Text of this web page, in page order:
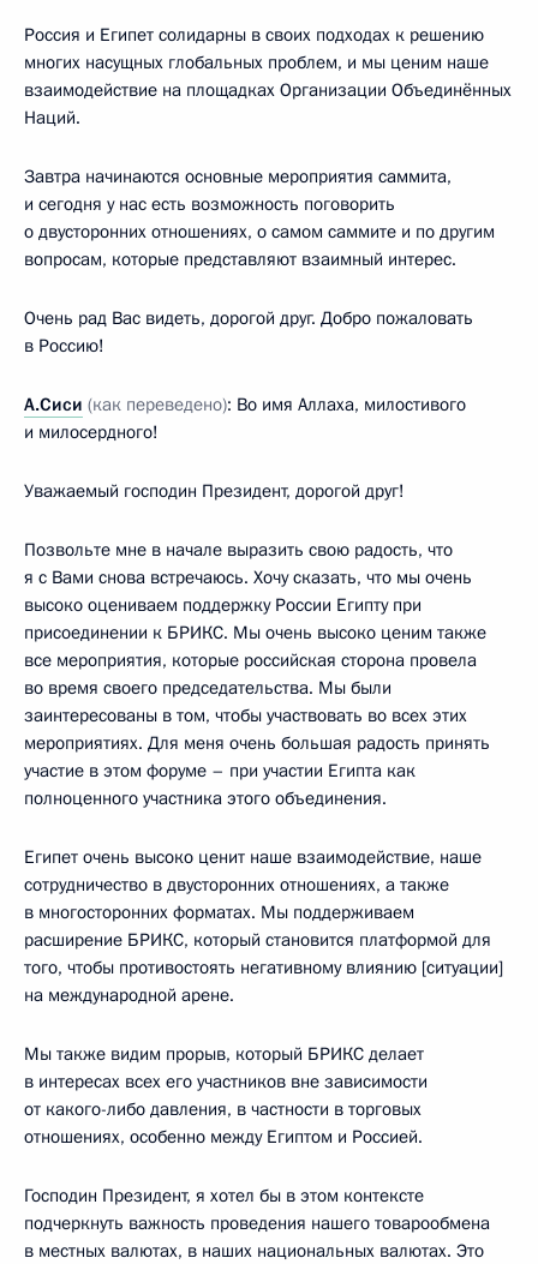
Россия и Египет солидарны в своих подходах к решению
многих насущных глобальных проблем, и мы ценим наше
взаимодействие на площадках Организации Объединённых
Наций.
Завтра начинаются основные мероприятия саммита,
и сегодня у нас есть возможность поговорить
о двусторонних отношениях, о самом саммите и по другим
вопросам, которые представляют взаимный интерес.
Очень рад Вас видеть, дорогой друг. Добро пожаловать
в Россию!
А.Сиси (как переведено): Во имя Аллаха, милостивого
и милосердного!
Уважаемый господин Президент, дорогой друг!
Позвольте мне в начале выразить свою радость, что
я с Вами снова встречаюсь. Хочу сказать, что мы очень
высоко оцениваем поддержку России Египту при
присоединении к БРИКС. Мы очень высоко ценим также
все мероприятия, которые российская сторона провела
во время своего председательства. Мы были
заинтересованы в том, чтобы участвовать во всех этих
мероприятиях. Для меня очень большая радость принять
участие в этом форуме – при участии Египта как
полноценного участника этого объединения.
Египет очень высоко ценит наше взаимодействие, наше
сотрудничество в двусторонних отношениях, а также
в многосторонних форматах. Мы поддерживаем
расширение БРИКС, который становится платформой для
того, чтобы противостоять негативному влиянию [ситуации]
на международной арене.
Мы также видим прорыв, который БРИКС делает
в интересах всех его участников вне зависимости
от какого-либо давления, в частности в торговых
отношениях, особенно между Египтом и Россией.
Господин Президент, я хотел бы в этом контексте
подчеркнуть важность проведения нашего товарообмена
в местных валютах, в наших национальных валютах. Это